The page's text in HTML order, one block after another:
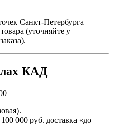
Санкт-Петербурга —
(уточняйте у
КАД
000 руб. доставка «до